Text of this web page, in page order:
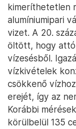
kimeríthetetlen
alumíniumipari
vizet. A 20.
öltött, hogy
vízesésből.
vízkivételek
csökkenő
erejét, így az
Korábbi
körülbelül 135